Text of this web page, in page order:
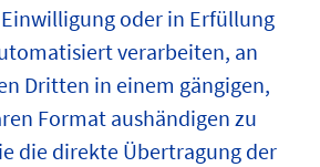
oder in Erfüllung
verarbeiten, an
Dritten in einem gängigen,
Format aushändigen zu
die direkte Übertragung der